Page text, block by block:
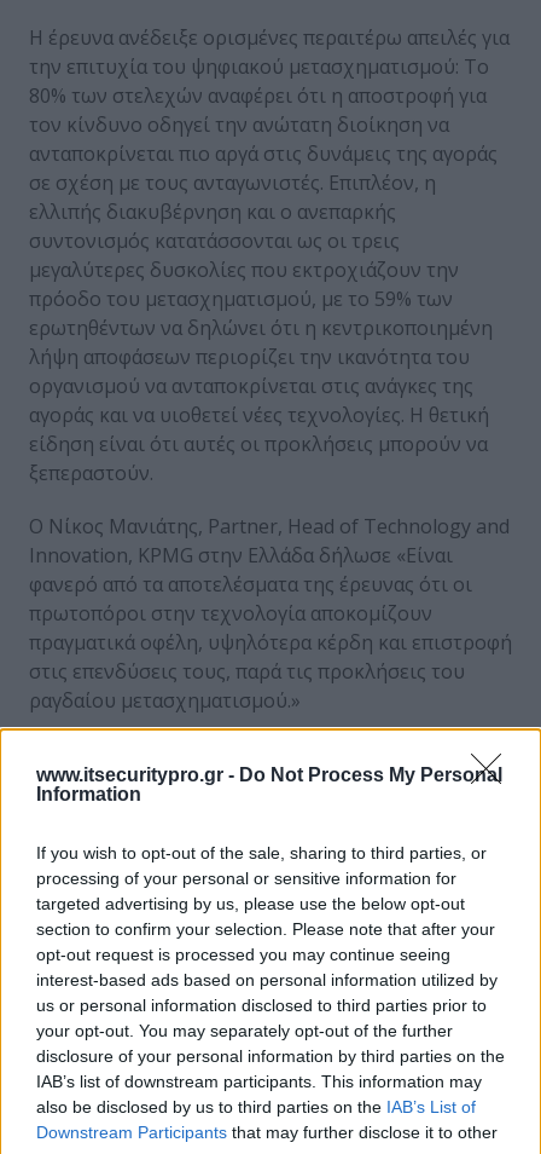
www.itsecuritypro.gr - Do Not Process My Personal
Information
If you wish to opt-out of the sale, sharing to third parties, or
processing of your personal or sensitive information for
targeted advertising by us, please use the below opt-out
section to confirm your selection. Please note that after your
opt-out request is processed you may continue seeing
interest-based ads based on personal information utilized by
us or personal information disclosed to third parties prior to
your opt-out. You may separately opt-out of the further
disclosure of your personal information by third parties on the
IAB’s list of downstream participants. This information may
also be disclosed by us to third parties on the IAB’s List of
Downstream Participants that may further disclose it to other
Η έρευνα ανέδειξε ορισμένες περαιτέρω απειλές για
την επιτυχία του ψηφιακού μετασχηματισμού: Το
80% των στελεχών αναφέρει ότι η αποστροφή για
τον κίνδυνο οδηγεί την ανώτατη διοίκηση να
ανταποκρίνεται πιο αργά στις δυνάμεις της αγοράς
σε σχέση με τους ανταγωνιστές. Επιπλέον, η
ελλιπής διακυβέρνηση και ο ανεπαρκής
συντονισμός κατατάσσονται ως οι τρεις
μεγαλύτερες δυσκολίες που εκτροχιάζουν την
πρόοδο του μετασχηματισμού, με το 59% των
ερωτηθέντων να δηλώνει ότι η κεντρικοποιημένη
λήψη αποφάσεων περιορίζει την ικανότητα του
οργανισμού να ανταποκρίνεται στις ανάγκες της
αγοράς και να υιοθετεί νέες τεχνολογίες. Η θετική
είδηση είναι ότι αυτές οι προκλήσεις μπορούν να
ξεπεραστούν.
Ο Νίκος Μανιάτης, Partner, Head of Technology and
Innovation, KPMG στην Ελλάδα δήλωσε «Είναι
φανερό από τα αποτελέσματα της έρευνας ότι οι
πρωτοπόροι στην τεχνολογία αποκομίζουν
πραγματικά οφέλη, υψηλότερα κέρδη και επιστροφή
στις επενδύσεις τους, παρά τις προκλήσεις του
ραγδαίου μετασχηματισμού.»
επίκεντρο της τεχνολογικής ατζέντας τα τελευταία
ενθαρρυντικά ευρήματα: σχεδόν τρεις στους
τέσσερις οργανισμούς αποκομίζουν ήδη
επιχειρηματική αξία από τις επενδύσεις τους στην
ΤΝ, παρά το γεγονός ότι μόνο ένας στους τρεις το
επιτυγχάνει σε κλίμακα.
Για να επιτευχθεί βιώσιμη αξία και επιτυχία πέρα
από τον αρχικό ενθουσιασμό, οι τεχνολογικοί
ηγέτες πρέπει να εφαρμόσουν αυστηρά κριτήρια, να
διασφαλίσουν συναίνεση, να ξεκλειδώσουν
δυνατότητες της ΤΝ και να διαμορφώσουν ένα